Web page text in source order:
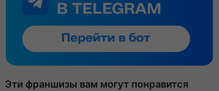
Эти франшизы вам могут понравится